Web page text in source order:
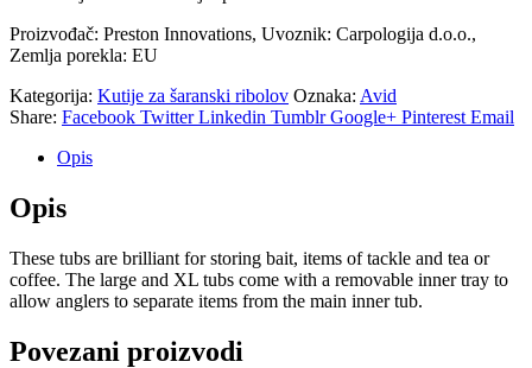
Proizvođač: Preston Innovations, Uvoznik: Carpologija d.o.o.,
Zemlja porekla: EU
Kategorija: Kutije za šaranski ribolov Oznaka: Avid
Share: Facebook Twitter Linkedin Tumblr Google+ Pinterest Email
Opis
Opis
These tubs are brilliant for storing bait, items of tackle and tea or
coffee. The large and XL tubs come with a removable inner tray to
allow anglers to separate items from the main inner tub.
Povezani proizvodi